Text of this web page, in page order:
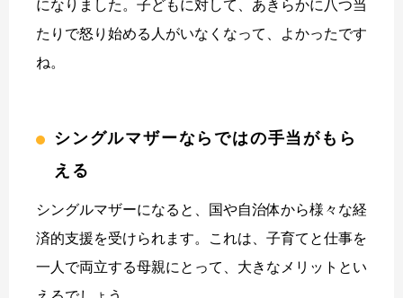
になりました。子どもに対して、あきらかに八つ当
たりで怒り始める人がいなくなって、よかったです
ね。
シングルマザーならではの手当がもら
える
シングルマザーになると、国や自治体から様々な経
済的支援を受けられます。これは、子育てと仕事を
一人で両立する母親にとって、大きなメリットとい